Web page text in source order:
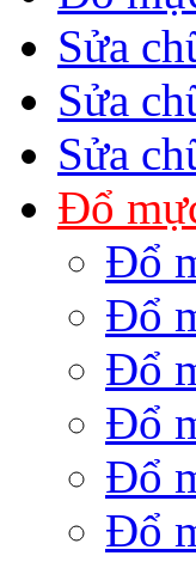
Sửa
Sửa
Sửa
Đổ
Đổ
Đổ
Đổ
Đổ
Đổ
Đổ